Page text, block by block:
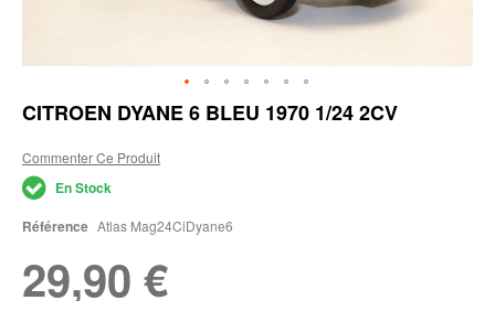
Skip
to
beginning
of
the
images
gallery
CITROEN DYANE 6 BLEU 1970 1/24 2CV
Commenter Ce Produit
En Stock
Référence Atlas Mag24CiDyane6
29,90 €